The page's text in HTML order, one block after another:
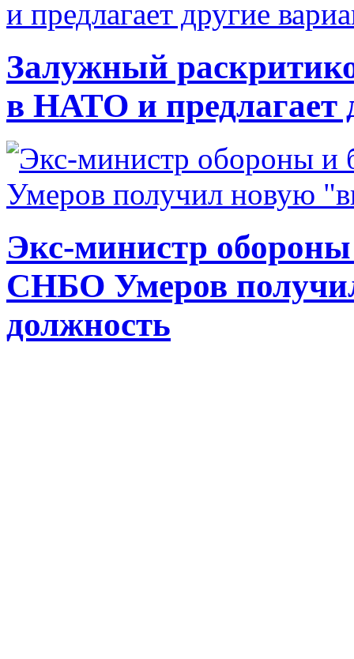
Залужный
в НАТО и предлагает
Экс-министр
СНБО Умеров
должность